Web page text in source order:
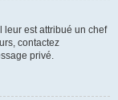
leur est attribué un chef
contactez
privé.